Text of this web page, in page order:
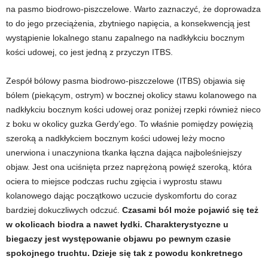
na pasmo biodrowo-piszczelowe. Warto zaznaczyć, że doprowadza
to do jego przeciążenia, zbytniego napięcia, a konsekwencją jest
wystąpienie lokalnego stanu zapalnego na nadkłykciu bocznym
kości udowej, co jest jedną z przyczyn ITBS.
Zespół bólowy pasma biodrowo-piszczelowe (ITBS) objawia się
bólem (piekącym, ostrym) w bocznej okolicy stawu kolanowego na
nadkłykciu bocznym kości udowej oraz poniżej rzepki również nieco
z boku w okolicy guzka Gerdy’ego. To właśnie pomiędzy powięzią
szeroką a nadkłykciem bocznym kości udowej leży mocno
unerwiona i unaczyniona tkanka łączna dająca najboleśniejszy
objaw. Jest ona uciśnięta przez naprężoną powięź szeroką, która
ociera to miejsce podczas ruchu zgięcia i wyprostu stawu
kolanowego dając początkowo uczucie dyskomfortu do coraz
bardziej dokuczliwych odczuć. Czasami ból może pojawić się też
w okolicach biodra a nawet łydki. Charakterystyczne u
biegaczy jest występowanie objawu po pewnym czasie
spokojnego truchtu. Dzieje się tak z powodu konkretnego